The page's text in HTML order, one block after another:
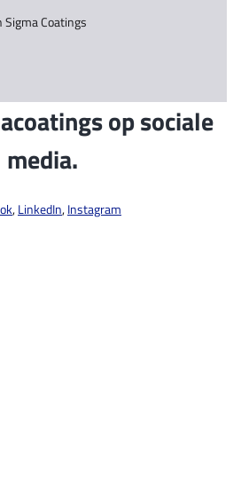
Coatings
op sociale
media.
,LinkedIn,Instagram